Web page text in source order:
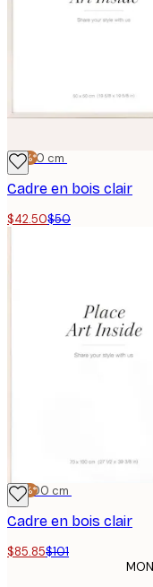
-15%*
50x50 cm
Cadre en bois clair
$42.50$50
-15%*
70x100 cm
Cadre en bois clair
$85.85$101